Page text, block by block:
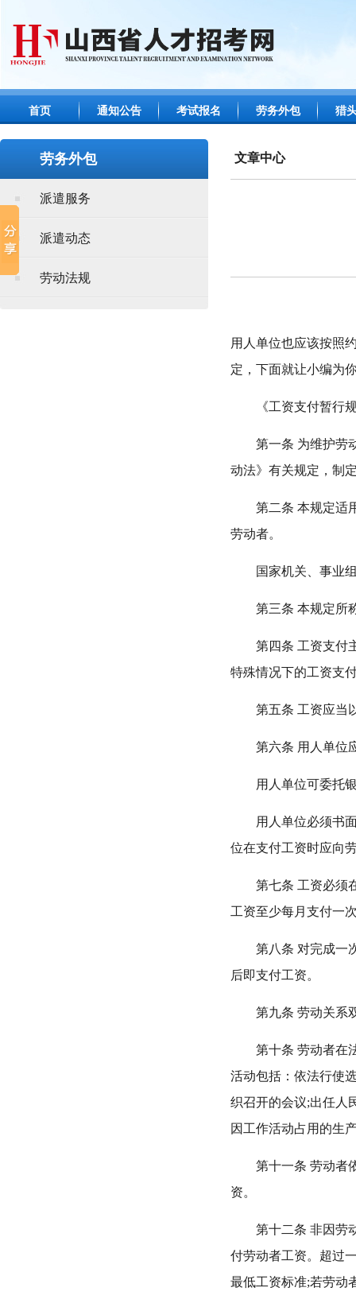
首页 通知公告 考试报名 劳务外包 猎
劳务外包
派遣服务
派遣动态
劳动法规
文章中心
用人单位也应该按照
定，下面就让小编为
《工资支付暂行
第一条 为维护劳动
动法》有关规定，制
第二条 本规定适用
劳动者。
国家机关、事业组
第三条 本规定所称
第四条 工资支付主
特殊情况下的工资支
第五条 工资应当以
第六条 用人单位应
用人单位可委托银
用人单位必须书面
位在支付工资时应向
第七条 工资必须在
工资至少每月支付一
第八条 对完成一次
后即支付工资。
第九条 劳动关系双
第十条 劳动者在法
活动包括：依法行使
织召开的会议;出任人
因工作活动占用的生
第十一条 劳动者依
资。
第十二条 非因劳动
付劳动者工资。超过
最低工资标准;若劳动